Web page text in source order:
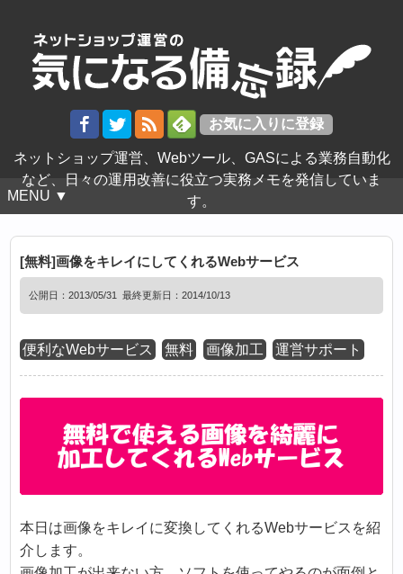
ネットショップ運営、Webツール、GASによる業務自動化
など、日々の運用改善に役立つ実務メモを発信していま
す。
MENU ▼
[無料]画像をキレイにしてくれるWebサービス
公開日：2013/05/31 最終更新日：2014/10/13
便利なWebサービス 無料 画像加工 運営サポート
本日は画像をキレイに変換してくれるWebサービスを紹
介します。